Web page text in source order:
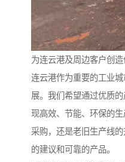
为连云港及周边客户创
连云港作为重要的工业
展。我们希望通过优质
现高效、节能、环保的
采购，还是老旧生产线
的建议和可靠的产品。